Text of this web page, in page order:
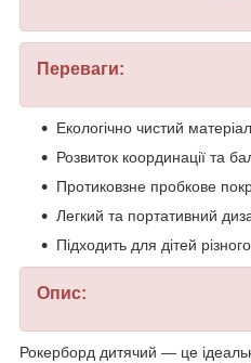
Переваги:
Екологічно чистий матеріал
Розвиток координації та
Протиковзне пробкове
Легкий та портативний
Підходить для дітей різного
Опис:
Рокерборд дитячий — це